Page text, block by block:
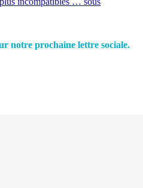
notre prochaine lettre sociale.